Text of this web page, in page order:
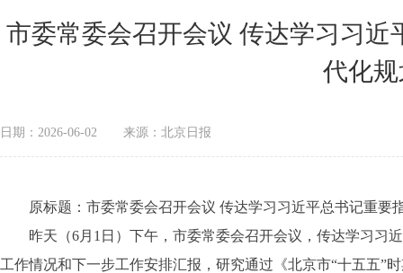
市委常委会召开会议 传达学习习近
代化
日期：2026-06-02 来源：北京日报
原标题：市委常委会召开会议 传达学习习近平总书记重要
昨天（6月1日）下午，市委常委会召开会议，传达学习习近
工作情况和下一步工作安排汇报，研究通过《北京市“十五五”